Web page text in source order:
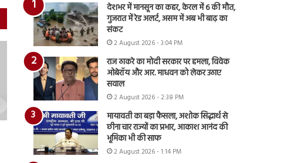
देशभर में मानसून का कहर, केरल में 6 की मौत,
गुजरात में रेड अलर्ट, असम में अब भी बाढ़ का
संकट
2 August 2026 - 3:04 PM
राज ठाकरे का मोदी सरकार पर हमला, विवेक
ओबेरॉय और आर. माधवन को लेकर उठाए
सवाल
2 August 2026 - 2:38 PM
मायावती का बड़ा फैसला, अशोक सिद्धार्थ से
छीना चार राज्यों का प्रभार, आकाश आनंद की
भूमिका भी की साफ
2 August 2026 - 1:14 PM